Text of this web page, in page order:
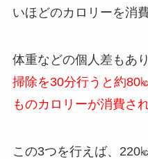
いほどのカロリーを消
体重などの個人差もあ
掃除を30分行うと約80
ものカロリーが消費され
この3つを行えば、220